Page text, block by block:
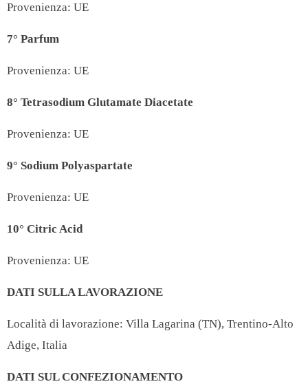
Provenienza: UE
7° Parfum
Provenienza: UE
8° Tetrasodium Glutamate Diacetate
Provenienza: UE
9° Sodium Polyaspartate
Provenienza: UE
10° Citric Acid
Provenienza: UE
DATI SULLA LAVORAZIONE
Località di lavorazione: Villa Lagarina (TN), Trentino-Alto
Adige, Italia
DATI SUL CONFEZIONAMENTO